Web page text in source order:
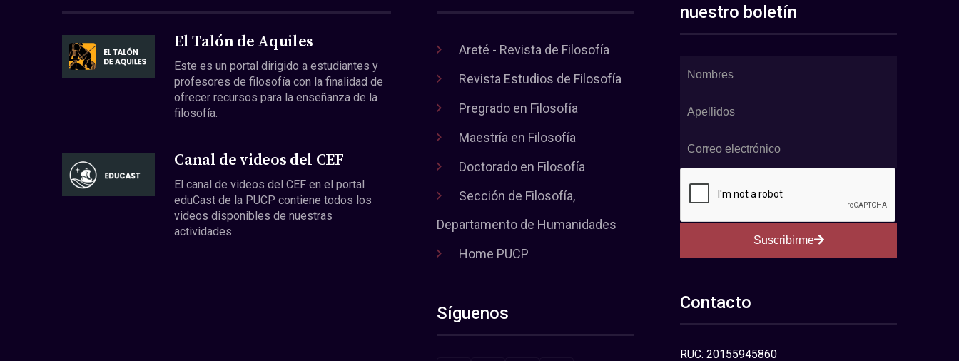
El Talón de Aquiles
Este es un portal dirigido a estudiantes y
profesores de filosofía con la finalidad de
ofrecer recursos para la enseñanza de la
filosofía.
Canal de videos del CEF
El canal de videos del CEF en el portal
eduCast de la PUCP contiene todos los
videos disponibles de nuestras
actividades.
Areté - Revista de Filosofía
Revista Estudios de Filosofía
Pregrado en Filosofía
Maestría en Filosofía
Doctorado en Filosofía
Sección de Filosofía,
Departamento de Humanidades
Home PUCP
Síguenos
nuestro boletín
Suscribirme
Contacto
RUC: 20155945860